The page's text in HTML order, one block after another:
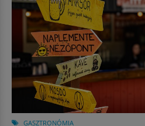
GASZTRONÓMIA